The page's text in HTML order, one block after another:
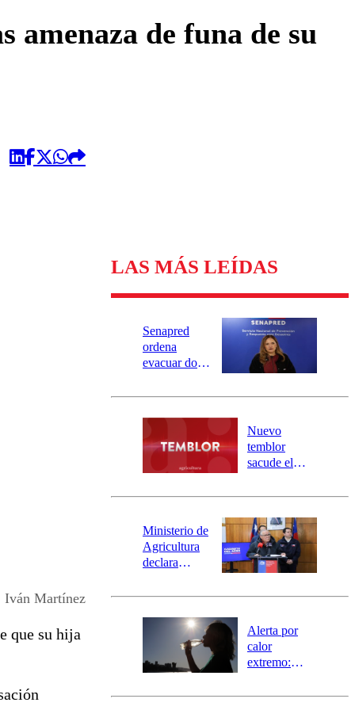
de funa de su
Iván Martínez
que su hija
LAS MÁS LEÍDAS
Senapred
ordena
evacuar dos
Carahue por
río Damas:
activa
mensajería
SAE
Nuevo
temblor
sacude el
revisa la
epicentro
Ministerio de
Agricultura
declara
agrícola para
Alerta por
calor
extremo:
activa Alerta